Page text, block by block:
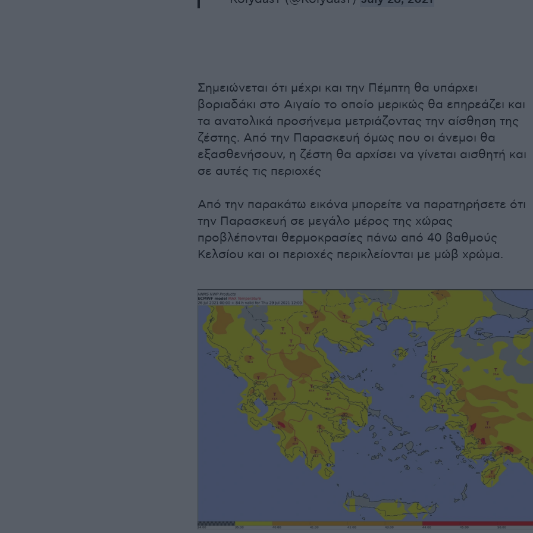
Σημειώνεται ότι μέχρι και την Πέμπτη θα υπάρχει
βοριαδάκι στο Αιγαίο το οποίο μερικώς θα επηρεάζει και
τα ανατολικά προσήνεμα μετριάζοντας την αίσθηση της
ζέστης. Από την Παρασκευή όμως που οι άνεμοι θα
εξασθενήσουν, η ζέστη θα αρχίσει να γίνεται αισθητή και
σε αυτές τις περιοχές
Από την παρακάτω εικόνα μπορείτε να παρατηρήσετε ότι
την Παρασκευή σε μεγάλο μέρος της χώρας
προβλέπονται θερμοκρασίες πάνω από 40 βαθμούς
Κελσίου και οι περιοχές περικλείονται με μώβ χρώμα.